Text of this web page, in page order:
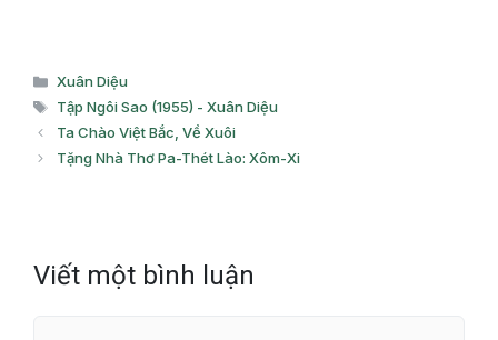
Danh
mục
Xuân Diệu
Thẻ
Tập Ngôi Sao (1955) - Xuân Diệu
Ta Chào Việt Bắc, Về Xuôi
Tặng Nhà Thơ Pa-Thét Lào: Xôm-Xi
Viết một bình luận